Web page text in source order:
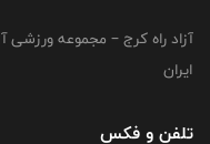
آزاد راه کرج – مجموعه
ایران
تلفن و فکس